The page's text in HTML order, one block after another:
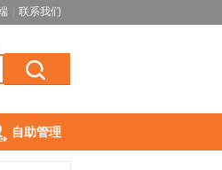
联系我们
自助管理